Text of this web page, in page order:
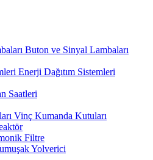
Buton ve Sinyal Lambaları
Enerji Dağıtım Sistemleri
Saatleri
Vinç Kumanda Kutuları
Filtre
Yolverici